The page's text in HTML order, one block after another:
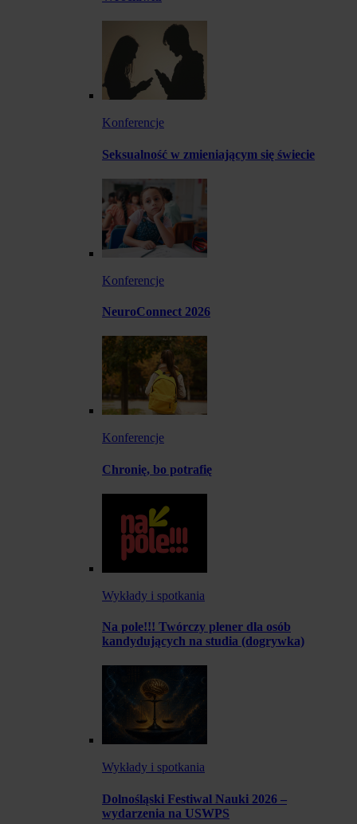
Konferencje
Seksualność w zmieniającym się świecie
Konferencje
NeuroConnect 2026
Konferencje
Chronię, bo potrafię
Wykłady i spotkania
Na pole!!! Twórczy plener dla osób
kandydujących na studia (dogrywka)
Wykłady i spotkania
Dolnośląski Festiwal Nauki 2026 –
wydarzenia na USWPS